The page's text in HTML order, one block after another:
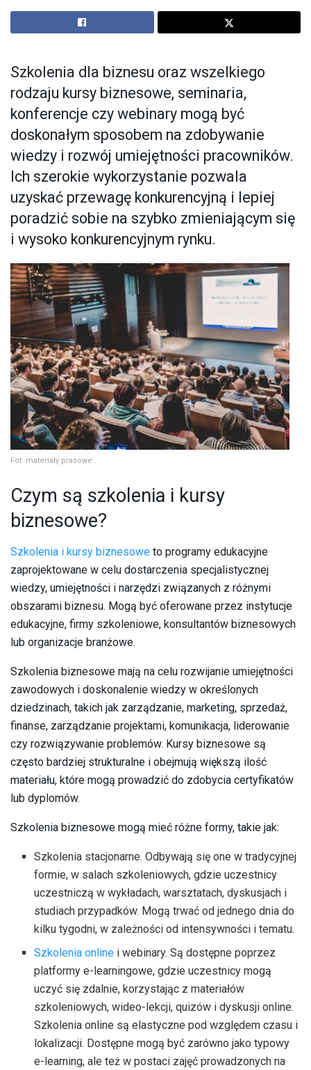
Szkolenia dla biznesu oraz wszelkiego
rodzaju kursy biznesowe, seminaria,
konferencje czy webinary mogą być
doskonałym sposobem na zdobywanie
wiedzy i rozwój umiejętności pracowników.
Ich szerokie wykorzystanie pozwala
uzyskać przewagę konkurencyjną i lepiej
poradzić sobie na szybko zmieniającym się
i wysoko konkurencyjnym rynku.
Fot. materiały prasowe
Czym są szkolenia i kursy
biznesowe?
Szkolenia i kursy biznesowe to programy edukacyjne
zaprojektowane w celu dostarczenia specjalistycznej
wiedzy, umiejętności i narzędzi związanych z różnymi
obszarami biznesu. Mogą być oferowane przez instytucje
edukacyjne, firmy szkoleniowe, konsultantów biznesowych
lub organizacje branżowe.
Szkolenia biznesowe mają na celu rozwijanie umiejętności
zawodowych i doskonalenie wiedzy w określonych
dziedzinach, takich jak zarządzanie, marketing, sprzedaż,
finanse, zarządzanie projektami, komunikacja, liderowanie
czy rozwiązywanie problemów. Kursy biznesowe są
często bardziej strukturalne i obejmują większą ilość
materiału, które mogą prowadzić do zdobycia certyfikatów
lub dyplomów.
Szkolenia biznesowe mogą mieć różne formy, takie jak:
Szkolenia stacjonarne. Odbywają się one w tradycyjnej
formie, w salach szkoleniowych, gdzie uczestnicy
uczestniczą w wykładach, warsztatach, dyskusjach i
studiach przypadków. Mogą trwać od jednego dnia do
kilku tygodni, w zależności od intensywności i tematu.
Szkolenia online i webinary. Są dostępne poprzez
platformy e-learningowe, gdzie uczestnicy mogą
uczyć się zdalnie, korzystając z materiałów
szkoleniowych, wideo-lekcji, quizów i dyskusji online.
Szkolenia online są elastyczne pod względem czasu i
lokalizacji. Dostępne mogą być zarówno jako typowy
e-learning, ale też w postaci zajęć prowadzonych na